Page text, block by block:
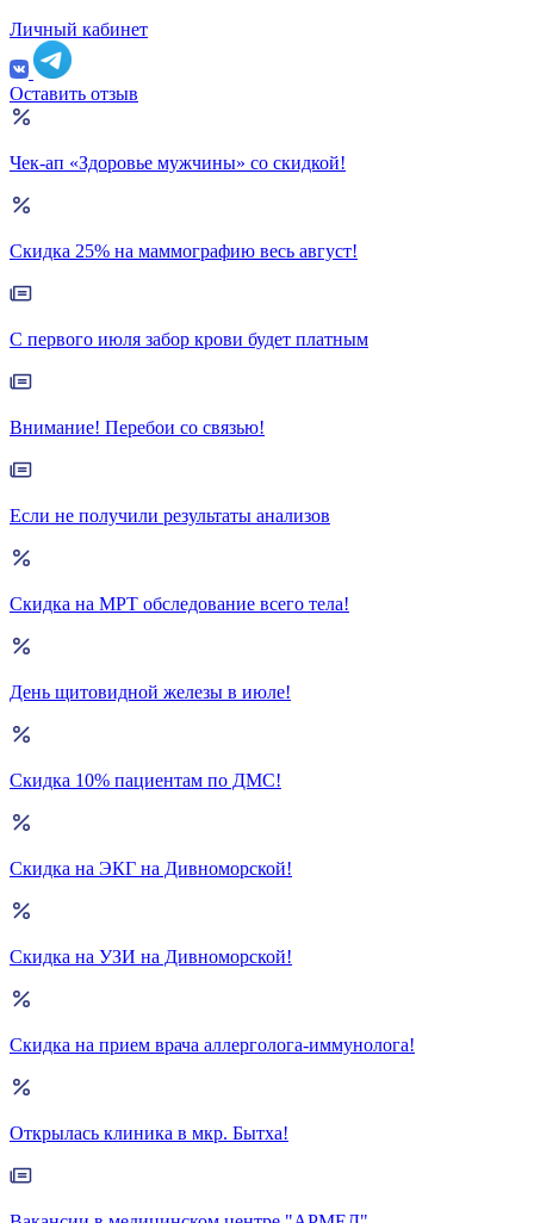
Личный кабинет
Оставить отзыв
Чек-ап «Здоровье мужчины» со скидкой!
Скидка 25% на маммографию весь август!
С первого июля забор крови будет платным
Внимание! Перебои со связью!
Если не получили результаты анализов
Скидка на МРТ обследование всего тела!
День щитовидной железы в июле!
Скидка 10% пациентам по ДМС!
Скидка на ЭКГ на Дивноморской!
Скидка на УЗИ на Дивноморской!
Скидка на прием врача аллерголога-иммунолога!
Открылась клиника в мкр. Бытха!